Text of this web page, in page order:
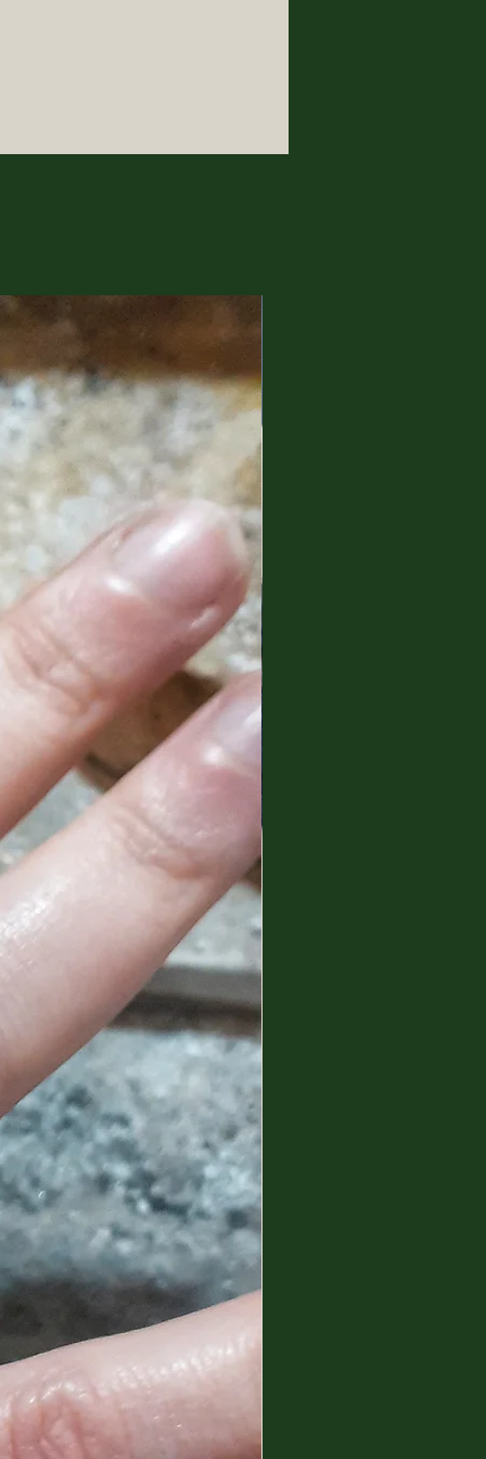
anche le
trovare anche una
candele, che amo
particolari ma con un
quelle che sono le tendenze
in July 2020 with the
a line of furnishing
soft and delicate
of cold ceramic (or
lies in the accessories
of a 3D printer.
deriving from
materials as raw
the filament and the
very resistant.
to create a refined line that
tastes and needs.
a post-production
to all intents and purposes,
to the most sophisticated
to ensure that the objects
recall ancient ceramics. Also
archeology, I have always
of the past, hence the
each creation, a reference to
for all that is ancient has
of mine! At home I
and archeology books
from time to time.
many of my creations
and characters from
Greece, and also the material
certainly refer to
can also find a section
which I love to produce,
but with a clear reference